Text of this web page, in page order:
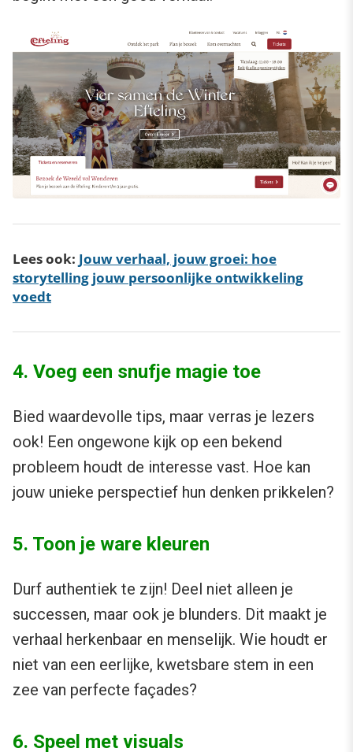
Lees ook: Jouw verhaal, jouw groei: hoe
storytelling jouw persoonlijke ontwikkeling
voedt
4. Voeg een snufje magie toe
Bied waardevolle tips, maar verras je lezers
ook! Een ongewone kijk op een bekend
probleem houdt de interesse vast. Hoe kan
jouw unieke perspectief hun denken prikkelen?
5. Toon je ware kleuren
Durf authentiek te zijn! Deel niet alleen je
successen, maar ook je blunders. Dit maakt je
verhaal herkenbaar en menselijk. Wie houdt er
niet van een eerlijke, kwetsbare stem in een
zee van perfecte façades?
6. Speel met visuals